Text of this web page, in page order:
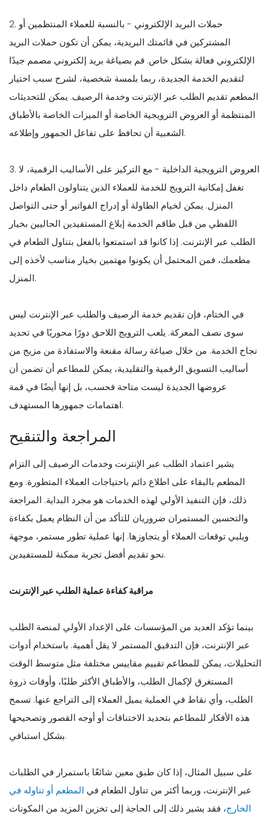
2. حملات البريد الإلكتروني - بالنسبة للعملاء المنتظمين أو
المشتركين في قائمتك البريدية، يمكن أن تكون حملات البريد
الإلكتروني فعالة بشكل خاص. قم بصياغة بريد إلكتروني مصمم جيدًا
لتقديم الخدمة الجديدة، ربما بلمسة شخصية، لشرح سبب اختيار
المطعم تقديم الطلب عبر الإنترنت وخدمة الرصيف. يمكن للتحديثات
المنتظمة أو العروض الترويجية الخاصة أو الميزات الخاصة بالأطباق
الشعبية أن تحافظ على تفاعل الجمهور وإطلاعه.
3. العروض الترويجية الداخلية - مع التركيز على الأساليب الرقمية، لا
تغفل إمكانية الترويج للخدمة للعملاء الذين يتناولون الطعام داخل
المنزل. يمكن لخيام الطاولة أو إدراج الفواتير أو حتى التواصل
اللفظي من قبل طاقم الخدمة إبلاغ المستفيدين الحاليين بخيار
الطلب عبر الإنترنت. إذا كانوا قد استمتعوا بالفعل بتناول الطعام في
مطعمك، فمن المحتمل أن يكونوا مهتمين بخيار مناسب لأخذه إلى
المنزل.
في الختام، فإن تقديم خدمة الرصيف والطلب عبر الإنترنت ليس
سوى نصف المعركة. يلعب الترويج اللاحق دورًا محوريًا في تحديد
نجاح الخدمة. من خلال صياغة رسالة مقنعة والاستفادة من مزيج من
أساليب التسويق الرقمية والتقليدية، يمكن للمطاعم أن تضمن أن
عروضها الجديدة ليست متاحة فحسب، بل إنها أيضًا في قمة
اهتمامات جمهورها المستهدف.
المراجعة والتنقيح
يشير اعتماد الطلب عبر الإنترنت وخدمات الرصيف إلى التزام
المطعم بالبقاء على اطلاع دائم باحتياجات العملاء المتطورة. ومع
ذلك، فإن التنفيذ الأولي لهذه الخدمات هو مجرد البداية. المراجعة
والتحسين المستمران ضروريان للتأكد من أن النظام يعمل بكفاءة
ويلبي توقعات العملاء أو يتجاوزها. إنها عملية تطور مستمر، موجهة
نحو تقديم أفضل تجربة ممكنة للمستفيدين.
مراقبة كفاءة عملية الطلب عبر الإنترنت
بينما تؤكد العديد من المؤسسات على الإعداد الأولي لمنصة الطلب
عبر الإنترنت، فإن التدقيق المستمر لا يقل أهمية. باستخدام أدوات
التحليلات، يمكن للمطاعم تقييم مقاييس مختلفة مثل متوسط الوقت
المستغرق لإكمال الطلب، والأطباق الأكثر طلبًا، وأوقات ذروة
الطلب، وأي نقاط في العملية يميل العملاء إلى التراجع عنها. تسمح
هذه الأفكار للمطاعم بتحديد الاختناقات أو أوجه القصور وتصحيحها
بشكل استباقي.
على سبيل المثال، إذا كان طبق معين شائعًا باستمرار في الطلبات
عبر الإنترنت، وربما أكثر من تناول الطعام في المطعم أو تناوله في
الخارج، فقد يشير ذلك إلى الحاجة إلى تخزين المزيد من المكونات